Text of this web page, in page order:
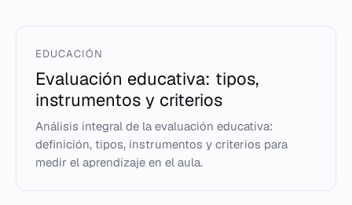
EDUCACIÓN
Evaluación educativa: tipos,
instrumentos y criterios
Análisis integral de la evaluación educativa:
definición, tipos, instrumentos y criterios para
medir el aprendizaje en el aula.